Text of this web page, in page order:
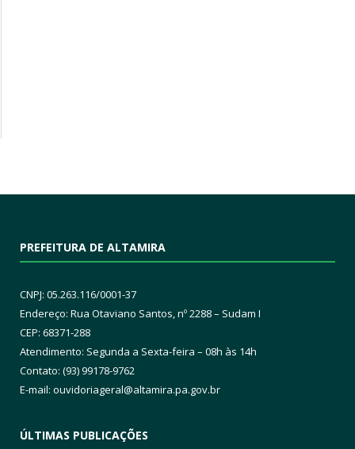
PREFEITURA DE ALTAMIRA
CNPJ: 05.263.116/0001-37
Endereço: Rua Otaviano Santos, nº 2288 – Sudam I
CEP: 68371-288
Atendimento: Segunda a Sexta-feira – 08h às 14h
Contato: (93) 99178-9762
E-mail: ouvidoriageral@altamira.pa.gov.br
ÚLTIMAS PUBLICAÇÕES